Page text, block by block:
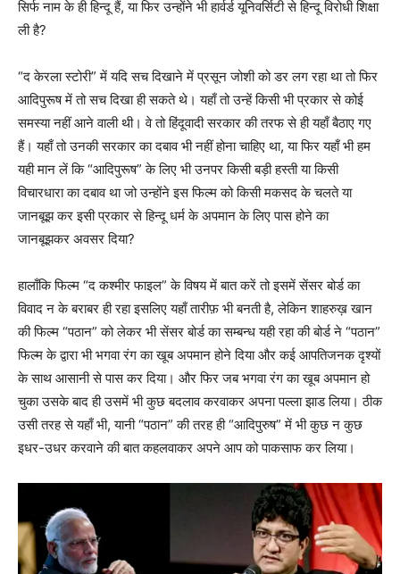
सिर्फ नाम के ही हिन्दू हैं, या फिर उन्होंने भी हार्वर्ड यूनिवर्सिटी से हिन्दू विरोधी शिक्षा
ली है?
“द केरला स्टोरी” में यदि सच दिखाने में प्रसून जोशी को डर लग रहा था तो फिर
आदिपुरूष में तो सच दिखा ही सकते थे। यहाँ तो उन्हें किसी भी प्रकार से कोई
समस्या नहीं आने वाली थी। वे तो हिंदूवादी सरकार की तरफ से ही यहाँ बैठाए गए
हैं। यहाँ तो उनकी सरकार का दबाव भी नहीं होना चाहिए था, या फिर यहाँ भी हम
यही मान लें कि “आदिपुरूष” के लिए भी उनपर किसी बड़ी हस्ती या किसी
विचारधारा का दबाव था जो उन्होंने इस फिल्म को किसी मकसद के चलते या
जानबूझ कर इसी प्रकार से हिन्दू धर्म के अपमान के लिए पास होने का
जानबूझकर अवसर दिया?
हालाँकि फिल्म “द कश्मीर फाइल” के विषय में बात करें तो इसमें सेंसर बोर्ड का
विवाद न के बराबर ही रहा इसलिए यहाँ तारीफ़ भी बनती है, लेकिन शाहरुख़ खान
की फिल्म “पठान” को लेकर भी सेंसर बोर्ड का सम्बन्ध यही रहा की बोर्ड ने “पठान”
फिल्म के द्वारा भी भगवा रंग का खूब अपमान होने दिया और कई आपतिजनक दृश्यों
के साथ आसानी से पास कर दिया। और फिर जब भगवा रंग का खूब अपमान हो
चुका उसके बाद ही उसमें भी कुछ बदलाव करवाकर अपना पल्ला झाड लिया। ठीक
उसी तरह से यहाँ भी, यानी “पठान” की तरह ही “आदिपुरुष” में भी कुछ न कुछ
इधर-उधर करवाने की बात कहलवाकर अपने आप को पाकसाफ कर लिया।